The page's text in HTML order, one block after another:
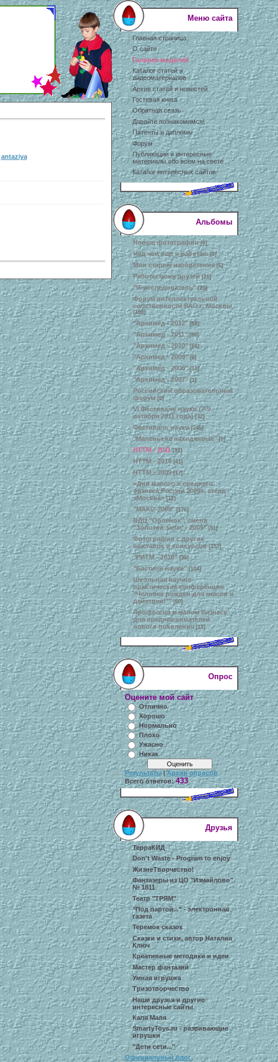
antaziya
Меню сайта
Главная страница
О сайте
Галерея моделей
Каталог статей и
видеоматериалов
Архив статей и новостей
Гостевая книга
Обратная связь
Давайте познакомимся!
Патенты и дипломы
Форум
Публикации и интересные
материалы обо всем на свете
Каталог интересных сайтов
Альбомы
Новые фотографии [0]
Над чем еще я работаю [9]
Мои старые изобретения [6]
Работы моих друзей [21]
"Я-исследователь" [20]
Форум интеллектуальной
собственности ВАО г. Москвы
[100]
"Архимед - 2012" [68]
"Архимед - 2011" [90]
"Архимед - 2010" [68]
"Архимед - 2009" [6]
"Архимед - 2008" [10]
"Архимед - 2007" [1]
Российский образовательный
форум [0]
VI Фестиваль науки (7-9
октября 2011 года) [32]
Фестиваль науки [246]
"Маленькие находчивые" [0]
НТТМ - 2011 [91]
НТТМ - 2010 [41]
НТТМ - 2009 [17]
«Дни малого и среднего
бизнеса России 2009», стенд
«Москва» [12]
"МАКС-2009" [176]
ВДЦ "Орленок", смена
"Золотой запас - 2009" [51]
Фотографии с других
выставок и конкурсов [157]
"РИТМ - 2010" [38]
"Бастион науки" [104]
Школьная научно-
практическая конференция
"Человек рожден для мысли и
действия!"" [60]
Профессия в малом бизнесе
для предпринимателей
нового поколения [13]
Опрос
Оцените мой сайт
Отлично
Хорошо
Нормально
Плохо
Ужасно
Никак
Результаты|Архив опросов
Всего ответов:433
Друзья
ТерраКИД
Don't Waste - Program to enjoy
ЖизнеТворчество!
Фантазеры из ЦО "Измайлово"
№ 1811
Театр "ТРЯМ"
"Под партой..." - электронная
газета
Теремок сказок
Сказки и стихи, автор Наталия
Ключ
Креативные методики и идеи
Мастер фантазий
Умная игрушка
Тризотворчество
Наши друзья и другие
интересные сайты
Каля Маля
SmartyToys.ru - развивающие
игрушки
"Дети сети..."
Официальный блог